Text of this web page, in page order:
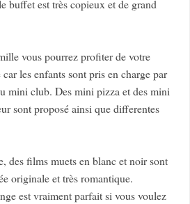
buffet est très copieux et de grand
vous pourrez profiter de votre
les enfants sont pris en charge par
mini club. Des mini pizza et des mini
sont proposé ainsi que differentes
des films muets en blanc et noir sont
originale et très romantique.
est vraiment parfait si vous voulez